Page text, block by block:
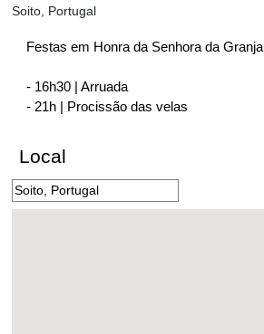
Soito, Portugal
Festas em Honra da Senhora da Granja
- 16h30 | Arruada
- 21h | Procissão das velas
Local